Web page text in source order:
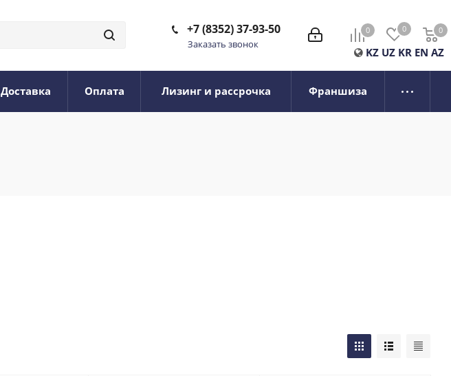
0 0 0
0
KZ UZ KR EN AZ
+7 (8352) 37-93-50
Заказать звонок
Доставка Оплата Лизинг и рассрочка Франшиза